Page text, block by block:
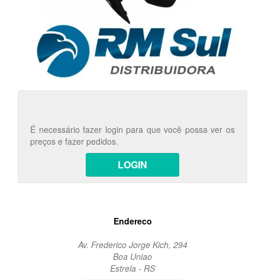
É necessário fazer login para que você possa ver os
preços e fazer pedidos.
LOGIN
Endereco
Av. Frederico Jorge Kich, 294
Boa Uniao
Estrela - RS